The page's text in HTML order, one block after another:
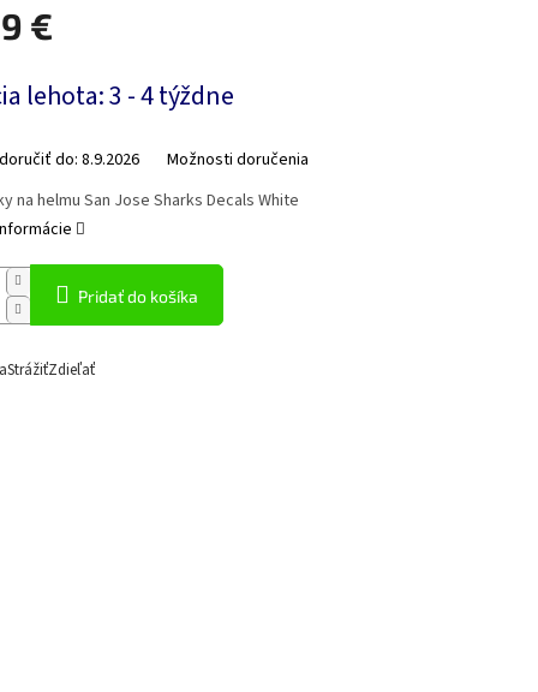
€
lehota: 3 - 4 týždne
do: 8.9.2026 Možnosti doručenia
Pridať do košíka
na helmu San Jose Sharks Decals White
StrážiťZdieľať